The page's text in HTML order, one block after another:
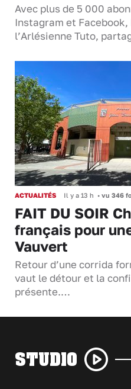
Avec plus de 5 000
Instagram et
l’Arlésienne Tuto,
ACTUALITÉS Il y a 13 h • vu 346
FAIT DU SOIR
français pour
Vauvert
Retour d’une corrida
vaut le détour et la
présente.…
STUDIO